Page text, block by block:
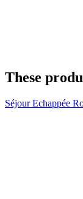
These
Séjour Echappée